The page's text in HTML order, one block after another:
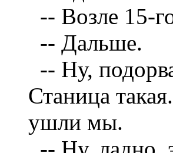
-- Возле 15-
-- Дальше.
-- Ну,
Станица
ушли мы.